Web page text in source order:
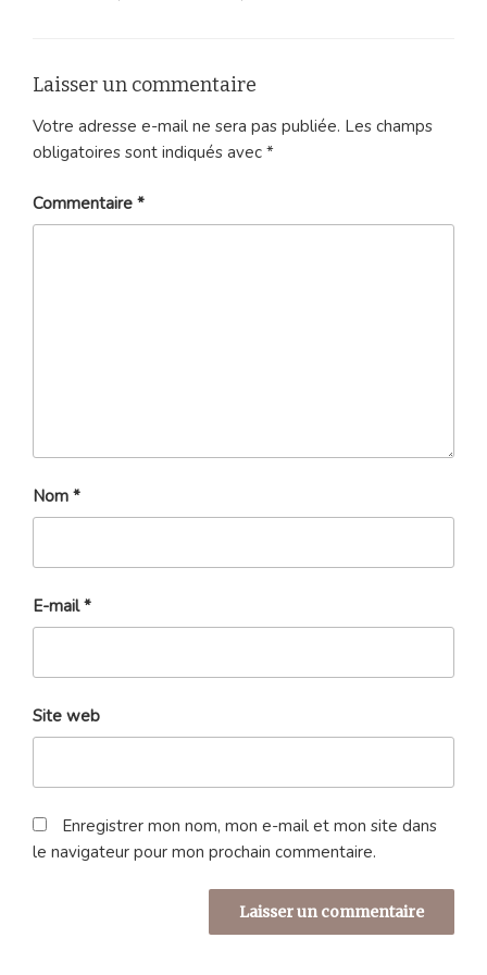
Laisser un commentaire
Votre adresse e-mail ne sera pas publiée. Les champs
obligatoires sont indiqués avec *
Commentaire *
Nom *
E-mail*
Site web
Enregistrer mon nom, mon e-mail et mon site dans
le navigateur pour mon prochain commentaire.